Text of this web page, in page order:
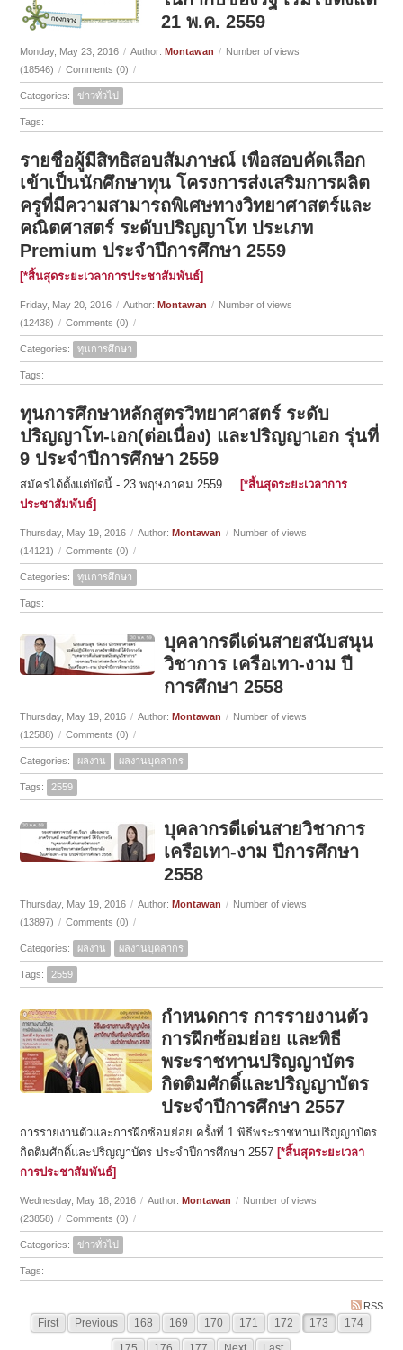
21 พ.ค. 2559
Monday, May 23, 2016 / Author:Montawan / Number of views
(18546) / Comments (0) /
Categories: ข่าวทั่วไป
Tags:
รายชื่อผู้มีสิทธิสอบสัมภาษณ์ เพื่อสอบคัดเลือก
เข้าเป็นนักศึกษาทุน โครงการส่งเสริมการผลิต
ครูที่มีความสามารถพิเศษทางวิทยาศาสตร์และ
คณิตศาสตร์ ระดับปริญญาโท ประเภท
Premium ประจำปีการศึกษา 2559
[*สิ้นสุดระยะเวลาการประชาสัมพันธ์]
Friday, May 20, 2016 / Author:Montawan / Number of views
(12438) / Comments (0) /
Categories: ทุนการศึกษา
Tags:
ทุนการศึกษาหลักสูตรวิทยาศาสตร์ ระดับ
ปริญญาโท-เอก(ต่อเนื่อง) และปริญญาเอก รุ่นที่
9 ประจำปีการศึกษา 2559
สมัครได้ตั้งแต่บัดนี้ - 23 พฤษภาคม 2559 ... [*สิ้นสุดระยะเวลาการ
ประชาสัมพันธ์]
Thursday, May 19, 2016 / Author:Montawan / Number of views
(14121) / Comments (0) /
Categories: ทุนการศึกษา
Tags:
บุคลากรดีเด่นสายสนับสนุน
วิชาการ เครือเทา-งาม ปี
การศึกษา 2558
Thursday, May 19, 2016 / Author:Montawan / Number of views
(12588) / Comments (0) /
Categories: ผลงาน ผลงานบุคลากร
Tags: 2559
บุคลากรดีเด่นสายวิชาการ
เครือเทา-งาม ปีการศึกษา
2558
Thursday, May 19, 2016 / Author:Montawan / Number of views
(13897) / Comments (0) /
Categories: ผลงาน ผลงานบุคลากร
Tags: 2559
กำหนดการ การรายงานตัว
การฝึกซ้อมย่อย และพิธี
พระราชทานปริญญาบัตร
กิตติมศักดิ์และปริญญาบัตร
ประจำปีการศึกษา 2557
การรายงานตัวและการฝึกซ้อมย่อย ครั้งที่ 1 พิธีพระราชทานปริญญาบัตร
กิตติมศักดิ์และปริญญาบัตร ประจำปีการศึกษา 2557 [*สิ้นสุดระยะเวลา
การประชาสัมพันธ์]
Wednesday, May 18, 2016 / Author:Montawan / Number of views
(23858) / Comments (0) /
Categories: ข่าวทั่วไป
Tags:
RSS
First Previous 168 169 170 171 172 173
174